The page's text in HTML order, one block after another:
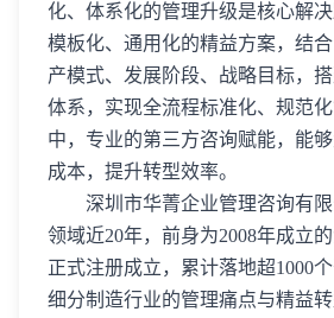
化、体系化的管理升级是核心解
模板化、通用化的精益方案，结
产模式、发展阶段、战略目标，
体系，实现全流程标准化、规范
中，专业的第三方咨询赋能，能
成本，提升转型效率。
深圳市华菁企业管理咨询有
领域近20年，前身为2008年成立
正式注册成立，累计落地超1000
细分制造行业的管理痛点与精益